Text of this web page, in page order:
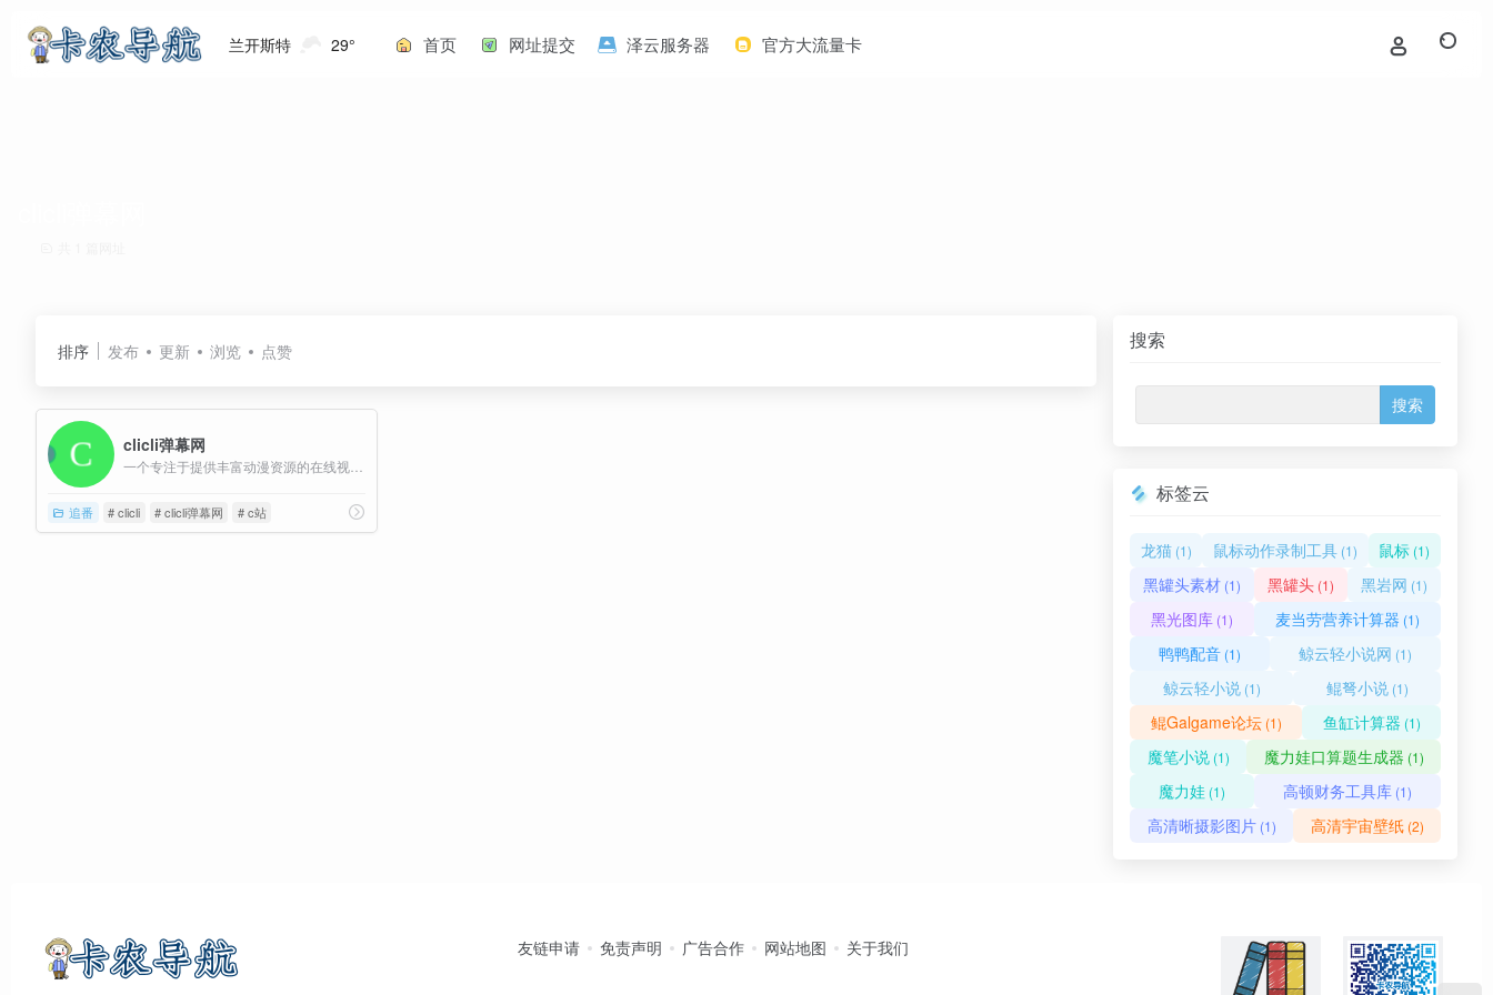
兰开斯特 29° 首页 网址提交 泽云服务器 官方大流量卡
排序 发布 更新 浏览 点赞
clicli弹幕网
追番 # clicli # clicli弹幕网 # c站
搜索
标签云
龙猫(1) 鼠标动作录制工具(1) 鼠标 (1)
黑罐头素材 (1) 黑罐头 (1) 黑岩网 (1)
黑光图库 (1) 麦当劳营养计算器 (1)
鸭鸭配音 (1) 鲸云轻小说网 (1)
鲸云轻小说(1) 鲲弩小说(1)
鲲Galgame论坛(1) 鱼缸计算器 (1)
魔笔小说(1) 魔力娃口算题生成器 (1)
魔力娃 (1) 高顿财务工具库 (1)
高清晰摄影图片(1) 高清宇宙壁纸(2)
友链申请 免责声明 广告合作 网站地图 关于我们